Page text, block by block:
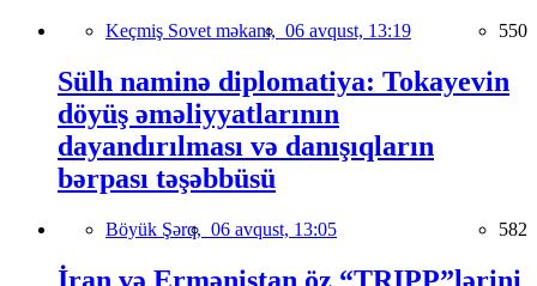
Keçmiş Sovet məkanı, 06 avqust, 13:19 550
Sülh naminə diplomatiya: Tokayevin
döyüş əməliyyatlarının
dayandırılması və danışıqların
bərpası təşəbbüsü
Böyük Şərq, 06 avqust, 13:05 582